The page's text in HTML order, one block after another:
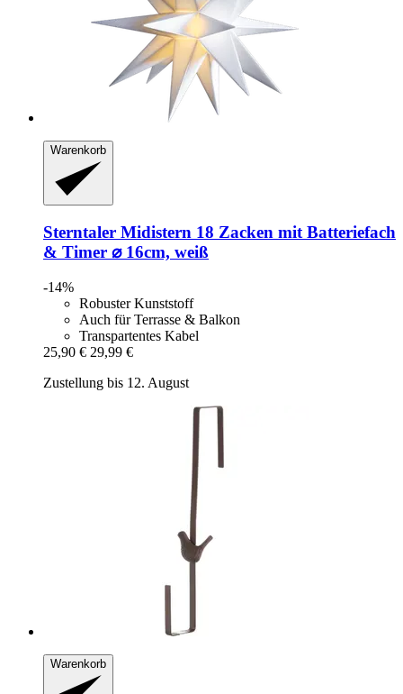
Warenkorb
Sterntaler Midistern 18 Zacken mit Batteriefach
& Timer ⌀ 16cm, weiß
-14%
Robuster Kunststoff
Auch für Terrasse & Balkon
Transpartentes Kabel
25,90 € 29,99 €
Zustellung bis 12. August
Warenkorb